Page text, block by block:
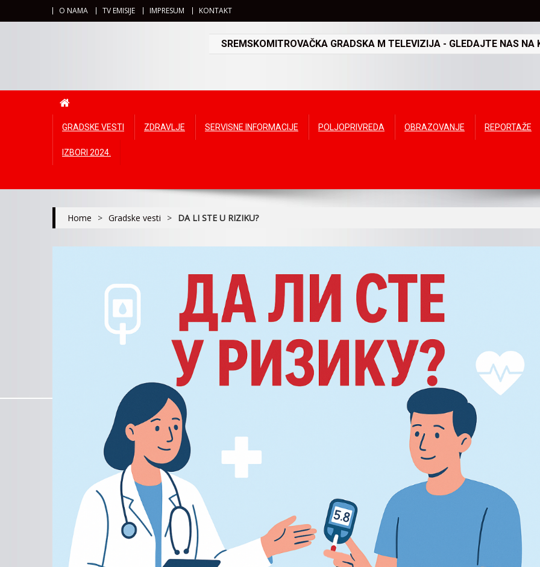
O NAMA TV EMISIJE IMPRESUM KONTAKT
SREMSKOMITROVAČKA GRADSKA M TELEVIZIJA - GLEDAJTE NAS
GRADSKE VESTI ZDRAVLJE SERVISNE INFORMACIJE POLJOPRIVREDA OBRAZOVANJE REPORTAŽE
IZBORI 2024.
Home > Gradske vesti > DA LI STE U RIZIKU?